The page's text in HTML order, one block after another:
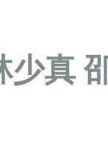
少真